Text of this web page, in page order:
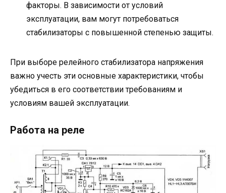
факторы. В зависимости от условий
эксплуатации, вам могут потребоваться
стабилизаторы с повышенной степенью защиты.
При выборе релейного стабилизатора напряжения
важно учесть эти основные характеристики, чтобы
убедиться в его соответствии требованиям и
условиям вашей эксплуатации.
Работа на реле